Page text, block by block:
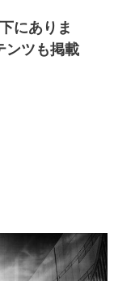
にありま
ンツも掲載